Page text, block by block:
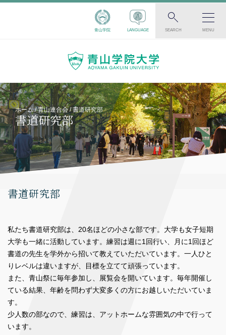
青山学院 LANGUAGE SEARCH MENU
ホーム 青山連合会 書道研究部
書道研究部
書道研究部
私たち書道研究部は、20名ほどの小さな部です。大学も女子短期
大学も一緒に活動しています。練習は週に1回行い、月に1回ほど
書道の先生を学外から招いて教えていただいています。一人ひと
りレベルは違いますが、目標を立てて頑張っています。
また、青山祭に毎年参加し、展覧会を開いています。毎年開催し
ている結果、年齢を問わず大変多くの方にお越しいただいていま
す。
少人数の部なので、練習は、アットホームな雰囲気の中で行って
います。